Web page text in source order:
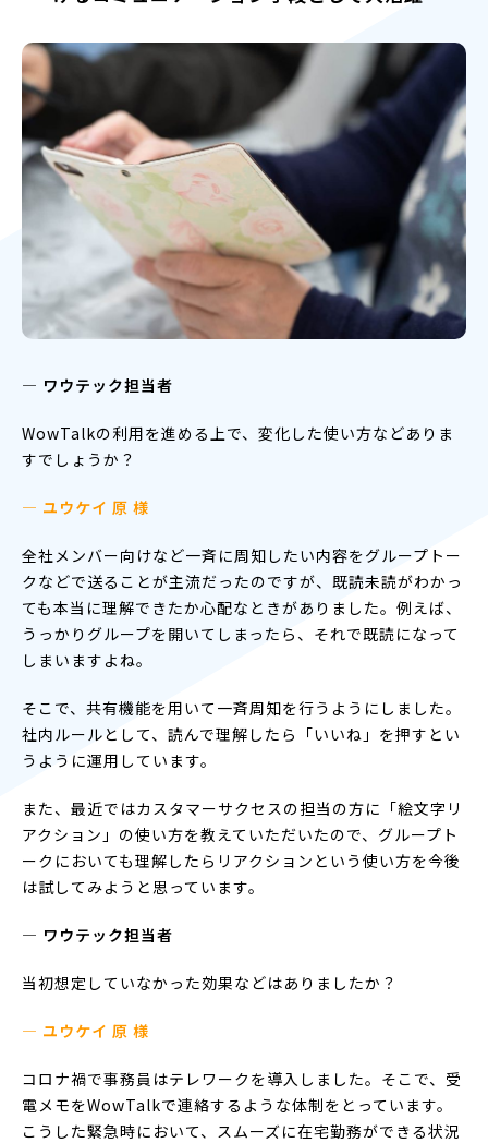
― ワウテック担当者
WowTalkの利用を進める上で、変化した使い方などありま
すでしょうか？
— ユウケイ 原 様
全社メンバー向けなど一斉に周知したい内容をグループトー
クなどで送ることが主流だったのですが、既読未読がわかっ
ても本当に理解できたか心配なときがありました。例えば、
うっかりグループを開いてしまったら、それで既読になって
しまいますよね。
そこで、共有機能を用いて一斉周知を行うようにしました。
社内ルールとして、読んで理解したら「いいね」を押すとい
うように運用しています。
また、最近ではカスタマーサクセスの担当の方に「絵文字リ
アクション」の使い方を教えていただいたので、グループト
ークにおいても理解したらリアクションという使い方を今後
は試してみようと思っています。
― ワウテック担当者
当初想定していなかった効果などはありましたか？
— ユウケイ 原 様
コロナ禍で事務員はテレワークを導入しました。そこで、受
電メモをWowTalkで連絡するような体制をとっています。
こうした緊急時において、スムーズに在宅勤務ができる状況